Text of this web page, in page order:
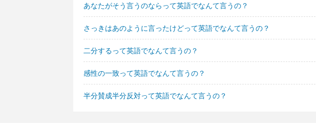
あなたがそう言うのならって英語でなんて言うの？
さっきはあのように言ったけどって英語でなんて言うの？
二分するって英語でなんて言うの？
感性の一致って英語でなんて言うの？
半分賛成半分反対って英語でなんて言うの？